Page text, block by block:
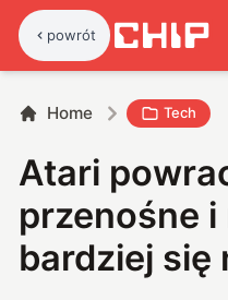
powrót
Home Tech
Atari
przenośne
bardziej się